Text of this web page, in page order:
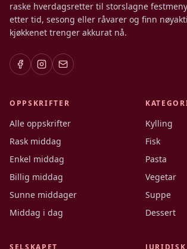
raske hverdagsretter til storslagne
etter tid, sesong eller råvarer og finn
kjøkkenet trenger akkurat nå.
OPPSKRIFTER
Alle oppskrifter
Rask middag
Enkel middag
Billig middag
Sunne middager
Middag i dag
Kylling
Fisk
Pasta
Vegetar
Suppe
Dessert
SELSKAPET JURIDISK